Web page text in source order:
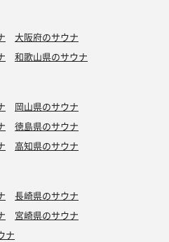
大阪府のサウナ
和歌山県のサウナ
岡山県のサウナ
徳島県のサウナ
高知県のサウナ
長崎県のサウナ
宮崎県のサウナ
ナ